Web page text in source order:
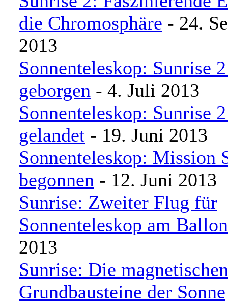
die Chromosphäre - 24.
2013
Sonnenteleskop: Sunrise
geborgen - 4. Juli 2013
Sonnenteleskop: Sunrise
gelandet - 19. Juni 2013
Sonnenteleskop: Mission
begonnen - 12. Juni 2013
Sunrise: Zweiter Flug für
Sonnenteleskop am Ballon
2013
Sunrise: Die magnetischen
Grundbausteine der Sonne